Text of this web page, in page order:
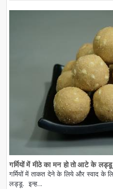
गर्मियों में मीठे का मन हो तो आटे के
गर्मियों में ताकत देने के लिये और स्वाद
लड्डू. इन्ह...